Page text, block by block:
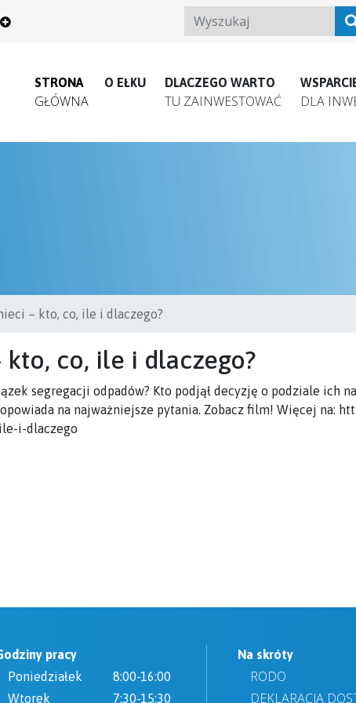
STRONA
GŁÓWNA
O EŁKU DLACZEGO WARTO
TU ZAINWESTOWAĆ DLA
– kto, co, ile i dlaczego?
kto, co, ile i dlaczego?
segregacji odpadów? Kto podjął decyzję o podziale ich
na najważniejsze pytania. Zobacz film! Więcej na:
i-dlaczego
pracy
Poniedziałek
8:00-16:00
Wtorek
7:30-15:30
Na skróty
RODO
DEKLARACJA